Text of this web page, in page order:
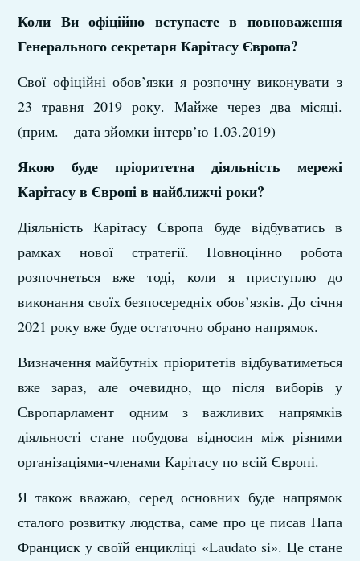
Коли Ви офіційно вступаєте в повноваження
Генерального секретаря Карітасу Європа?
Свої офіційні обов’язки я розпочну виконувати з
23 травня 2019 року. Майже через два місяці.
(прим. – дата зйомки інтерв’ю 1.03.2019)
Якою буде пріоритетна діяльність мережі
Карітасу в Європі в найближчі роки?
Діяльність Карітасу Європа буде відбуватись в
рамках нової стратегії. Повноцінно робота
розпочнеться вже тоді, коли я приступлю до
виконання своїх безпосередніх обов’язків. До січня
2021 року вже буде остаточно обрано напрямок.
Визначення майбутніх пріоритетів відбуватиметься
вже зараз, але очевидно, що після виборів у
Європарламент одним з важливих напрямків
діяльності стане побудова відносин між різними
організаціями-членами Карітасу по всій Європі.
Я також вважаю, серед основних буде напрямок
сталого розвитку людства, саме про це писав Папа
Франциск у своїй енцикліці «Laudato si». Це стане